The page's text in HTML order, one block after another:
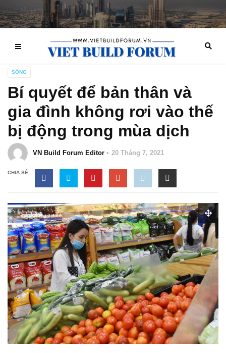
SỐNG
Bí quyết để bản thân và
gia đình không rơi vào thế
bị động trong mùa dịch
VN Build Forum Editor 20 Tháng 7, 2021
CHIA SẺ